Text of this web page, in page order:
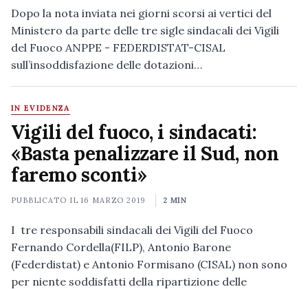
Dopo la nota inviata nei giorni scorsi ai vertici del
Ministero da parte delle tre sigle sindacali dei Vigili
del Fuoco ANPPE - FEDERDISTAT-CISAL
sull’insoddisfazione delle dotazioni…
IN EVIDENZA
Vigili del fuoco, i sindacati:
«Basta penalizzare il Sud, non
faremo sconti»
PUBBLICATO IL16 MARZO 2019 2 MIN
I tre responsabili sindacali dei Vigili del Fuoco
Fernando Cordella(FILP), Antonio Barone
(Federdistat) e Antonio Formisano (CISAL) non sono
per niente soddisfatti della ripartizione delle